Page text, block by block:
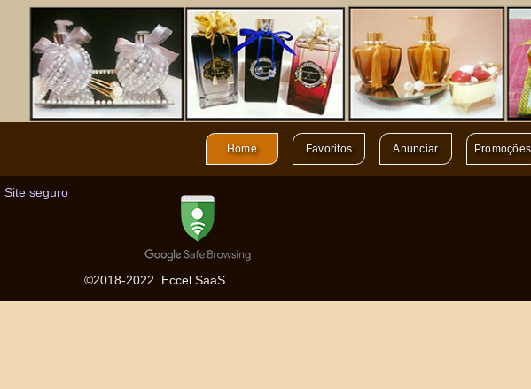
Home Favoritos Anunciar Promoções
Cadastrar-se
Contato
Site seguro
Anunciar
Entrar
Social
Privacidade
Termos de Uso
©2018-2022 Eccel SaaS